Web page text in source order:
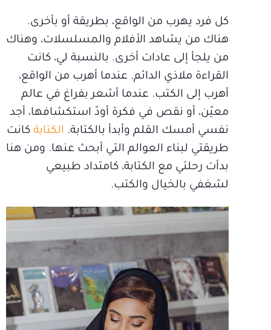
كل فرد يهرب من الواقع، بطريقة أو بأخرى.
هناك من يشاهد الأفلام والمسلسلات، وهناك
من يلجأ إلى عادات أخرى. بالنسبة لي، كانت
القراءة ملاذي الدائم. عندما أهرب من الواقع،
أهرب إلى الكتب. عندما أشعر بفراغ في عالم
معيّن، أو نقص في فكرة أودّ استكشافها، أجد
نفسي أمسك القلم وأبدأ بالكتابة. الكتابة كانت
طريقتي لبناء العوالم التي أبحث عنها. ومن هنا
بدأت رحلتي مع الكتابة، كامتداد طبيعي
لشغفي بالخيال والكتب.